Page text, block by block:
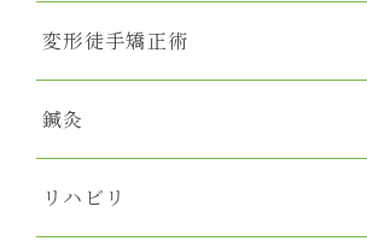
変形徒手矯正術
鍼灸
リハビリ